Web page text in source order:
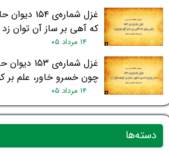
غزل شماره‌ی
که آهی بر ساز آن توان زد
۱۴ مرداد ۰۵
غزل شماره‌ی
چون خسرو خاور، علم بر
۱۴ مرداد ۰۵
دسته‌ها